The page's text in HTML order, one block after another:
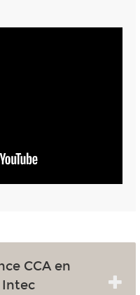
CCA en
Intec